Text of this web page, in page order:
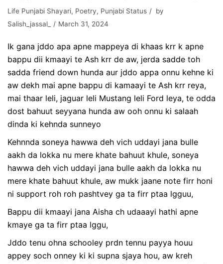
Life Punjabi Shayari, Poetry, Punjabi Status
by
Salish_jassal_
March 31, 2024
Ik gana jddo apa apne mappeya di khaas krr k apne
bappu dii kmaayi te Ash krr de aw, jerda sadde toh
sadda friend down hunda aur jddo appa onnu kehne ki
aw dekh mai apne bappu di kamaayi te Ash krr reya,
mai thaar leli, jaguar leli Mustang leli Ford leya, te odda
dost bahuut seyyana hunda aw ooh onnu ki salaah
dinda ki kehnda sunneyo
Kehnnda soneya hawwa deh vich uddayi jana bulle
aakh da lokka nu mere khate bahuut khule, soneya
hawwa deh vich uddayi jana bulle aakh da lokka nu
mere khate bahuut khule, aw mukk jaane note firr honi
ni support roh roh pashtvey ga ta firr ptaa lgguu,
Bappu dii kmaayi jana Aisha ch udaaayi hathi apne
kmaye ga ta firr ptaa lggu,
Jddo tenu ohna schooley prdn tennu payya houu
appey soch onney ki ki supna sjaya hou, aw kreh